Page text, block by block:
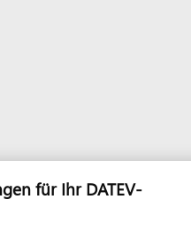
für Ihr DATEV-